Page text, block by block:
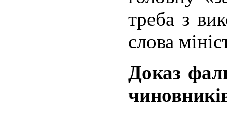
треба з
слова
Доказ